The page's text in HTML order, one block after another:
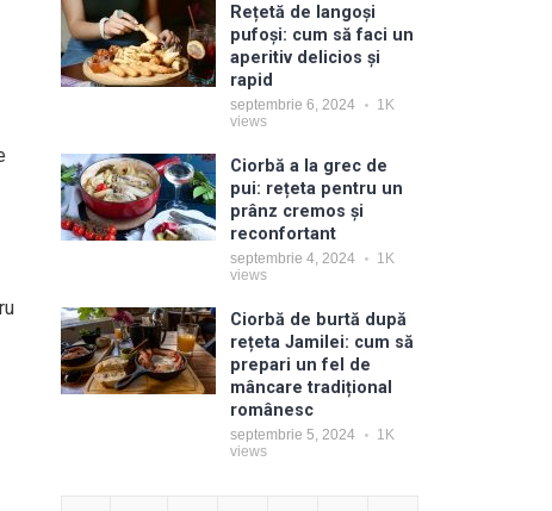
Rețetă de langoși
pufoși: cum să faci un
aperitiv delicios și
rapid
septembrie 6, 2024
1K
views
Ciorbă a la grec de
pui: rețeta pentru un
prânz cremos și
reconfortant
septembrie 4, 2024
1K
views
Ciorbă de burtă după
rețeta Jamilei: cum să
prepari un fel de
mâncare tradițional
românesc
septembrie 5, 2024
1K
views